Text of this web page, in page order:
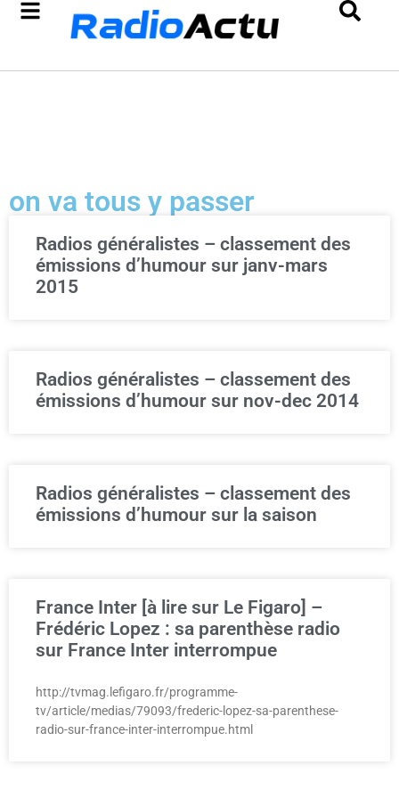
on va tous y passer
Radios généralistes – classement des
émissions d’humour sur janv-mars
2015
Radios généralistes – classement des
émissions d’humour sur nov-dec 2014
Radios généralistes – classement des
émissions d’humour sur la saison
France Inter [à lire sur Le Figaro] –
Frédéric Lopez : sa parenthèse radio
sur France Inter interrompue
http://tvmag.lefigaro.fr/programme-
tv/article/medias/79093/frederic-lopez-sa-parenthese-
radio-sur-france-inter-interrompue.html